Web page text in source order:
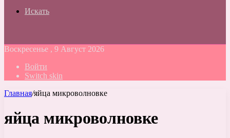
Искать
Воскресенье , 9 Август 2026
Войти
Switch skin
Главная/яйца микроволновке
яйца микроволновке